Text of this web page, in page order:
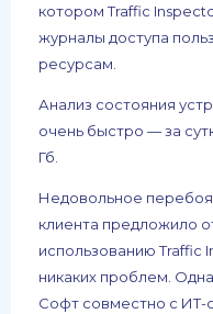
котором Traffic
журналы доступа
ресурсам.
Анализ состояния
очень быстро — за
Гб.
Недовольное
клиента предложило
использованию Traffic
никаких проблем.
Софт совместно с ИТ-